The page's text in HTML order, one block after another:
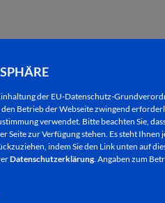
der EU-Datenschutz-
Betrieb der Webseite zwingend
verwendet. Bitte beachten Sie,
Seite zur Verfügung stehen. Es steht Ihnen
indem Sie den Link unten auf
Datenschutzerklärung. Angaben zum